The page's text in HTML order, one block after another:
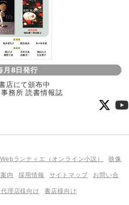
月8日発行
店にて頒布中
務所 読書情報誌
Webランティエ（オンライン小説） 映像
内 採用情報 サイトマップ お問い合
理店様向け 書店様向け